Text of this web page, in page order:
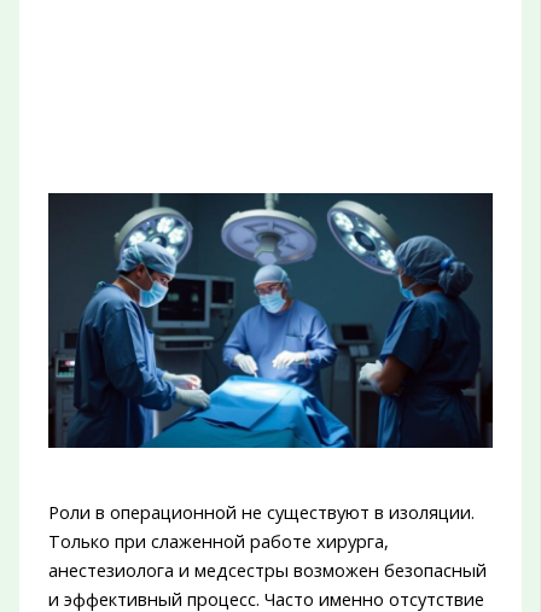
Роли в операционной не существуют в изоляции.
Только при слаженной работе хирурга,
анестезиолога и медсестры возможен безопасный
и эффективный процесс. Часто именно отсутствие